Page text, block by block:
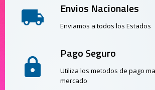
Envios Nacionales
Enviamos a todos los Estados
Pago Seguro
Utiliza los metodos de pago
mercado